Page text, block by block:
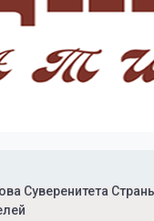
Суверенитета